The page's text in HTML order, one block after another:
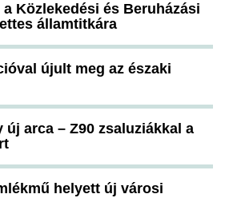
Közlekedési és Beruházási
államtitkára
újult meg az északi
új arca – Z90 zsaluziákkal a
helyett új városi